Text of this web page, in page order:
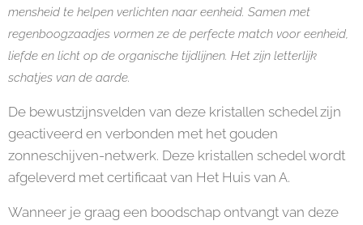
mensheid te helpen verlichten naar eenheid. Samen met
regenboogzaadjes vormen ze de perfecte match voor eenheid,
liefde en licht op de organische tijdlijnen. Het zijn letterlijk
schatjes van de aarde.
De bewustzijnsvelden van deze kristallen schedel zijn
geactiveerd en verbonden met het gouden
zonneschijven-netwerk. Deze kristallen schedel wordt
afgeleverd met certificaat van Het Huis van A.
Wanneer je graag een boodschap ontvangt van deze